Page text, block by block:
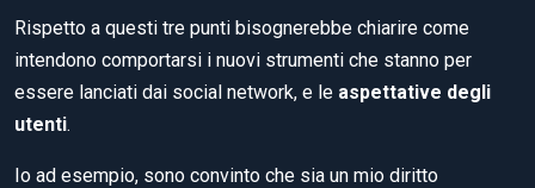
Rispetto a questi tre punti bisognerebbe chiarire come
intendono comportarsi i nuovi strumenti che stanno per
essere lanciati dai social network, e le aspettative degli
utenti.
Io ad esempio, sono convinto che sia un mio diritto